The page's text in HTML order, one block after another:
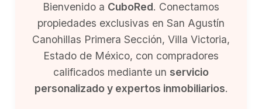
Bienvenido a CuboRed. Conectamos
propiedades exclusivas en San Agustín
Canohillas Primera Sección, Villa Victoria,
Estado de México, con compradores
calificados mediante un servicio
personalizado y expertos inmobiliarios.